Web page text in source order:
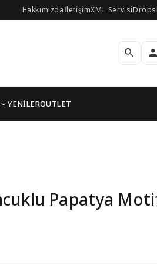
HakkımızdaİletişimXML Servisi
YENİLEROUTLET
Papatya